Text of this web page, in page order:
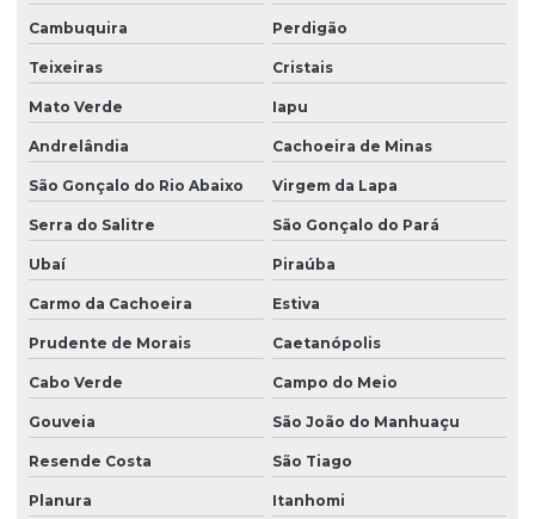
Cambuquira Perdigão
Teixeiras Cristais
Mato Verde Iapu
Andrelândia Cachoeira de Minas
São Gonçalo do Rio Abaixo Virgem da Lapa
Serra do Salitre São Gonçalo do Pará
Ubaí Piraúba
Carmo da Cachoeira Estiva
Prudente de Morais Caetanópolis
Cabo Verde Campo do Meio
Gouveia São João do Manhuaçu
Resende Costa São Tiago
Planura Itanhomi